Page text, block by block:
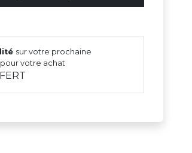
sur votre prochaine
votre achat